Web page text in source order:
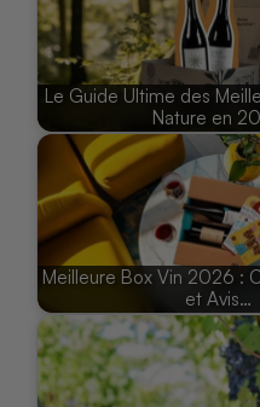
Le Guide Ultime des
Nature en
Meilleure Box Vin 2026 :
et Avis…